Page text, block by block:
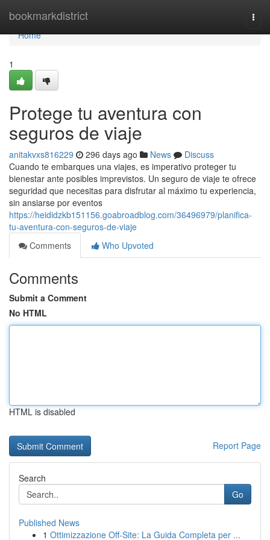
bookmarkdistrict
Home
Home
1
Protege tu aventura con
seguros de viaje
anitakvxs816229 296 days ago News
Discuss
Cuando te embarques una viajes, es imperativo proteger tu
bienestar ante posibles imprevistos. Un seguro de viaje te ofrece
seguridad que necesitas para disfrutar al máximo tu experiencia,
sin ansiarse por eventos
https://heididzkb151156.goabroadblog.com/36496979/planifica-
tu-aventura-con-seguros-de-viaje
Comments
Who Upvoted
Comments
Submit a Comment
No HTML
HTML is disabled
Report Page
Search
Go
Published News
1 Ottimizzazione Off-Site: La Guida Completa per ...